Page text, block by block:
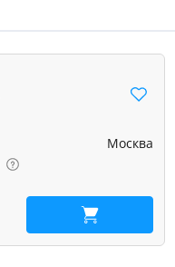
Москва
В корзину